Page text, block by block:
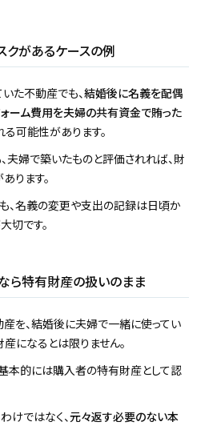
クがあるケースの例
た不動産でも、結婚後に名義を配偶
ォーム費用を夫婦の共有資金で賄った
可能性があります。
夫婦で築いたものと評価されれば、財
ります。
、名義の変更や支出の記録は日頃か
切です。
ら特有財産の扱いのまま
を、結婚後に夫婦で一緒に使ってい
になるとは限りません。
本的には購入者の特有財産として認
けではなく、元々返す必要のない本